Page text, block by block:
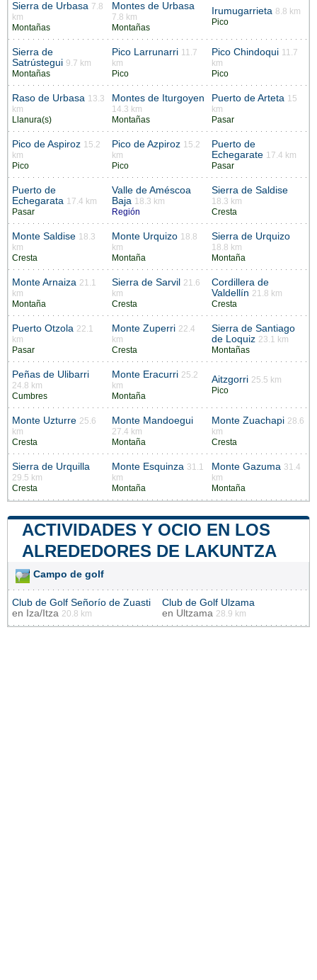
Sierra de Urbasa 7.8
km
Montañas
Montes de Urbasa
7.8 km
Montañas
Irumugarrieta 8.8 km
Pico
Sierra de
Satrústegui 9.7 km
Montañas
Pico Larrunarri 11.7
km
Pico
Pico Chindoqui 11.7
km
Pico
Raso de Urbasa 13.3
km
Llanura(s)
Montes de Iturgoyen
14.3 km
Montañas
Puerto de Arteta 15
km
Pasar
Pico de Aspiroz 15.2
km
Pico
Pico de Azpiroz 15.2
km
Pico
Puerto de
Echegarate 17.4 km
Pasar
Puerto de
Echegarata 17.4 km
Pasar
Valle de Améscoa
Baja 18.3 km
Región
Sierra de Saldise
18.3 km
Cresta
Monte Saldise 18.3
km
Cresta
Monte Urquizo 18.8
km
Montaña
Sierra de Urquizo
18.8 km
Montaña
Monte Arnaiza 21.1
km
Montaña
Sierra de Sarvil
21.6
km
Cresta
Cordillera de
Valdellín 21.8 km
Cresta
Puerto Otzola 22.1
km
Pasar
Monte Zuperri 22.4
km
Cresta
Sierra de Santiago
de Loquiz 23.1 km
Montañas
Peñas de Ulibarri
24.8 km
Cumbres
Monte Eracurri 25.2
km
Montaña
Aitzgorri 25.5 km
Pico
Monte Uzturre 25.6
km
Cresta
Monte Mandoegui
27.4 km
Montaña
Monte Zuachapi 28.6
km
Cresta
Sierra de Urquilla
29.5 km
Cresta
Monte Esquinza 31.1
km
Montaña
Monte Gazuma 31.4
km
Montaña
ACTIVIDADES Y OCIO EN LOS
ALREDEDORES DE LAKUNTZA
Campo de golf
Club de Golf Señorío de Zuasti
en Iza/Itza 20.8 km
Club de Golf Ulzama
en Ultzama 28.9 km